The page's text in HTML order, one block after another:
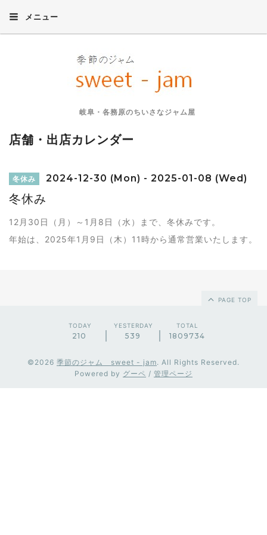
メニュー
岐阜・各務原のちいさなジャム屋
店舗・出店カレンダー
冬休み 2024-12-30 (Mon) - 2025-01-08 (Wed)
冬休み
12月30日（月）～1月8日（水）まで、冬休みです。
年始は、2025年1月9日（木）11時から通常営業いたします。
PAGE TOP
TODAY
210
YESTERDAY
539
TOTAL
1809734
©2026 季節のジャム sweet - jam. All Rights Reserved.
Powered by グーペ / 管理ページ